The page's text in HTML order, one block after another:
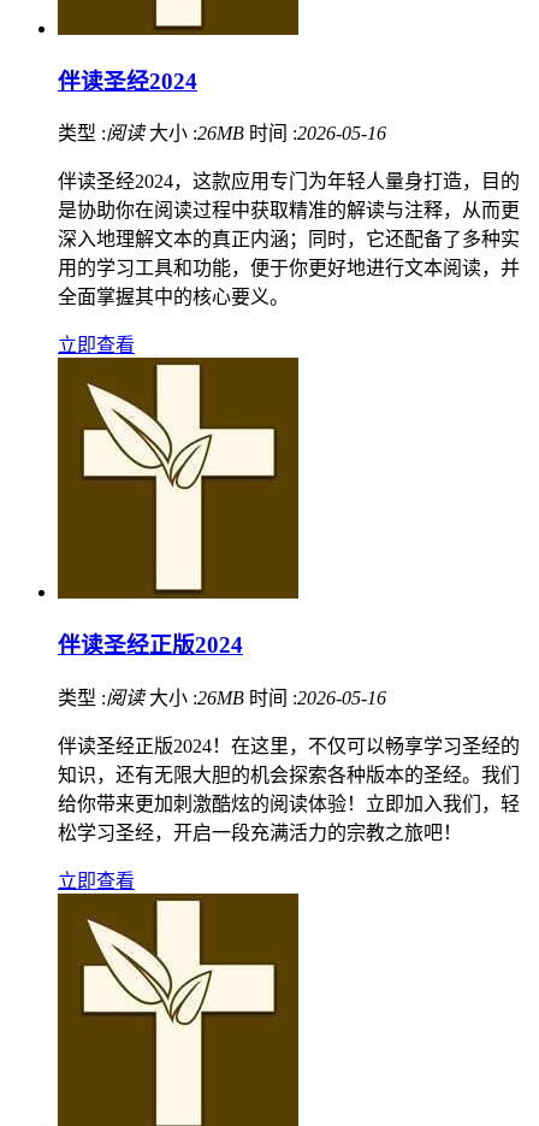
伴读圣经2024
类型 :阅读 大小 :26MB 时间 :2026-05-16
伴读圣经2024，这款应用专门为年轻人量身打造，目的
是协助你在阅读过程中获取精准的解读与注释，从而更
深入地理解文本的真正内涵；同时，它还配备了多种实
用的学习工具和功能，便于你更好地进行文本阅读，并
全面掌握其中的核心要义。
立即查看
伴读圣经正版2024
类型 :阅读 大小 :26MB 时间 :2026-05-16
伴读圣经正版2024！在这里，不仅可以畅享学习圣经的
知识，还有无限大胆的机会探索各种版本的圣经。我们
给你带来更加刺激酷炫的阅读体验！立即加入我们，轻
松学习圣经，开启一段充满活力的宗教之旅吧！
立即查看